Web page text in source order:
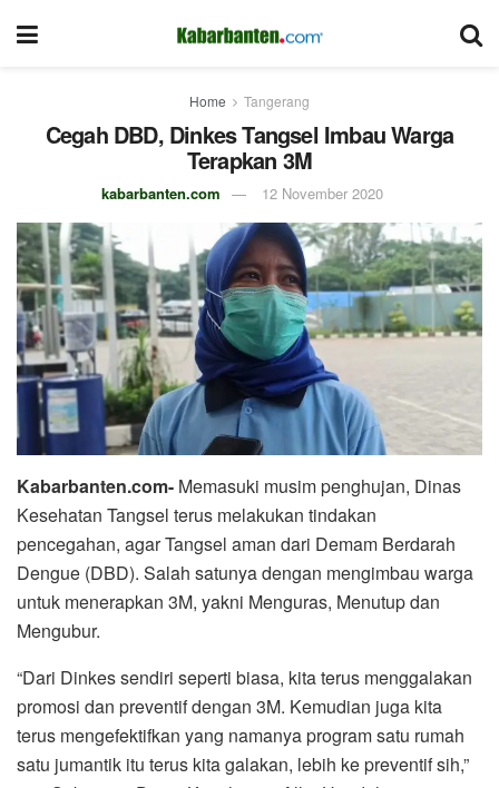
Home Tangerang
Cegah DBD, Dinkes Tangsel Imbau Warga
Terapkan 3M
kabarbanten.com 12 November 2020
Kabarbanten.com- Memasuki musim penghujan, Dinas
Kesehatan Tangsel terus melakukan tindakan
pencegahan, agar Tangsel aman dari Demam Berdarah
Dengue (DBD). Salah satunya dengan mengimbau warga
untuk menerapkan 3M, yakni Menguras, Menutup dan
Mengubur.
“Dari Dinkes sendiri seperti biasa, kita terus menggalakan
promosi dan preventif dengan 3M. Kemudian juga kita
terus mengefektifkan yang namanya program satu rumah
satu jumantik itu terus kita galakan, lebih ke preventif sih,”